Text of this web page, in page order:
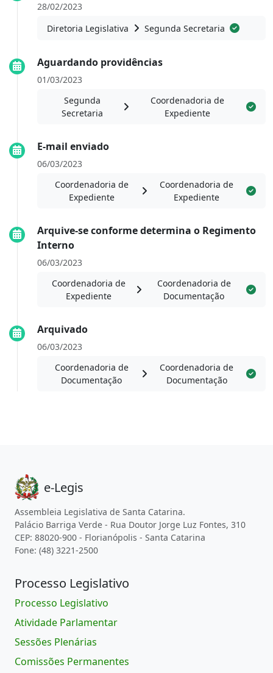
28/02/2023
Diretoria Legislativa
Segunda Secretaria
Aguardando providências
01/03/2023
Segunda
Secretaria
Coordenadoria de
Expediente
E-mail enviado
06/03/2023
Coordenadoria de
Expediente
Coordenadoria de
Expediente
Arquive-se conforme determina o Regimento
Interno
06/03/2023
Coordenadoria de
Expediente
Coordenadoria de
Documentação
Arquivado
06/03/2023
Coordenadoria de
Documentação
Coordenadoria de
Documentação
e-Legis
Assembleia Legislativa de Santa Catarina.
Palácio Barriga Verde - Rua Doutor Jorge Luz Fontes, 310
CEP: 88020-900 - Florianópolis - Santa Catarina
Fone: (48) 3221-2500
Processo Legislativo
Processo Legislativo
Atividade Parlamentar
Sessões Plenárias
Comissões Permanentes